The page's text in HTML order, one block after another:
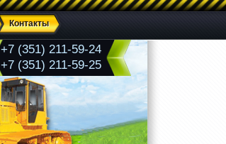
Контакты
+7 (351) 211-59-24
+7 (351) 211-59-25